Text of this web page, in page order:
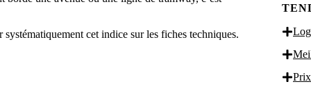
cet indice sur les fiches techniques.